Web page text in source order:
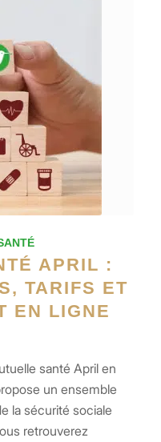
APRIL :
TARIFS ET
EN LIGNE
santé April en
un ensemble
la sécurité sociale
retrouverez